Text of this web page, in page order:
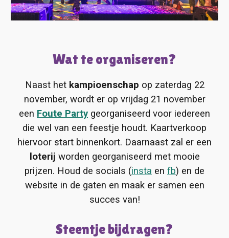
Wat te organiseren?
Naast het kampioenschap op zaterdag 22
november, wordt er op vrijdag 21 november
een Foute Partygeorganiseerd voor iedereen
die wel van een feestje houdt. Kaartverkoop
hiervoor start binnenkort. Daarnaast zal er een
loterij worden georganiseerd met mooie
prijzen. Houd de socials (insta en fb) en de
website in de gaten en maak er samen een
succes van!
Steentje bijdragen?